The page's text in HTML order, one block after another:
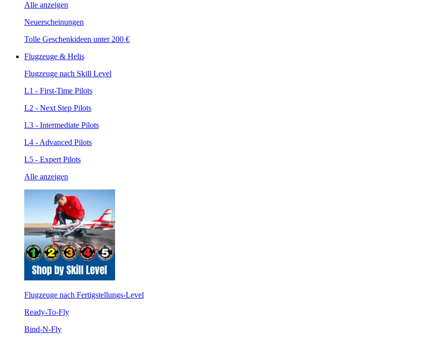
Alle anzeigen
Neuerscheinungen
Tolle Geschenkideen unter 200 €
Flugzeuge & Helis
Flugzeuge nach Skill Level
L1 - First-Time Pilots
L2 - Next Step Pilots
L3 - Intermediate Pilots
L4 - Advanced Pilots
L5 - Expert Pilots
Alle anzeigen
Flugzeuge nach Fertigstellungs-Level
Ready-To-Fly
Bind-N-Fly